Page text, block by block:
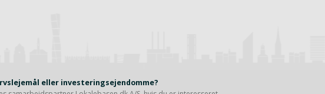
eller investeringsejendomme?